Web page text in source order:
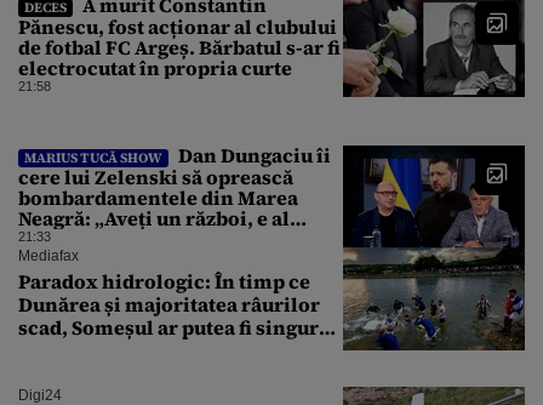
DECES
Pănescu, fost acționar al clubului
de fotbal FC Argeș. Bărbatul s-ar fi
electrocutat în propria curte
21:58
MARIUS TUCĂ SHOW
Dan Dungaciu îi
cere lui Zelenski să oprească
bombardamentele din Marea
Neagră: „Aveți un război, e al
vostru, dar lăsați restul să
circule”
21:33
Mediafax
Paradox hidrologic: În timp ce
Dunărea și majoritatea râurilor
scad, Someșul ar putea fi singurul
Digi24